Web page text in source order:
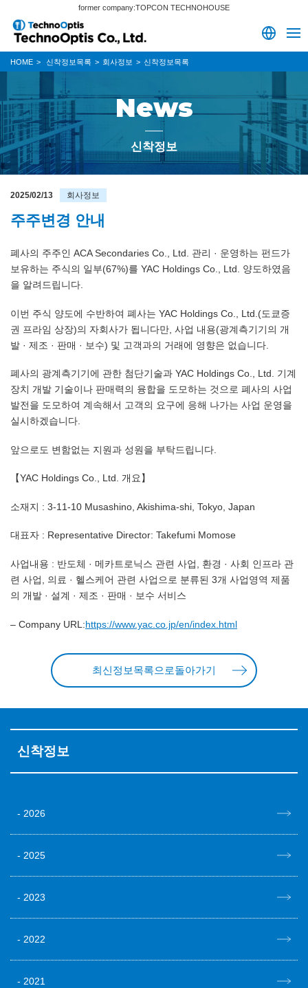
former company:TOPCON TECHNOHOUSE
HOME 신착정보목록 회사정보 신착정보목록
News
신착정보
2025/02/13 회사정보
주주변경 안내
폐사의 주주인 ACA Secondaries Co., Ltd. 관리 · 운영하는 펀드가
보유하는 주식의 일부(67%)를 YAC Holdings Co., Ltd. 양도하였음
을 알려드립니다.
이번 주식 양도에 수반하여 폐사는 YAC Holdings Co., Ltd.(도쿄증
권 프라임 상장)의 자회사가 됩니다만, 사업 내용(광계측기기의 개
발 · 제조 · 판매 · 보수) 및 고객과의 거래에 영향은 없습니다.
폐사의 광계측기기에 관한 첨단기술과 YAC Holdings Co., Ltd. 기계
장치 개발 기술이나 판매력의 융합을 도모하는 것으로 폐사의 사업
발전을 도모하여 계속해서 고객의 요구에 응해 나가는 사업 운영을
실시하겠습니다.
앞으로도 변함없는 지원과 성원을 부탁드립니다.
【YAC Holdings Co., Ltd. 개요】
소재지 : 3-11-10 Musashino, Akishima-shi, Tokyo, Japan
대표자 : Representative Director: Takefumi Momose
사업내용 : 반도체 · 메카트로닉스 관련 사업, 환경 · 사회 인프라 관
련 사업, 의료 · 헬스케어 관련 사업으로 분류된 3개 사업영역 제품
의 개발 · 설계 · 제조 · 판매 · 보수 서비스
– Company URL:https://www.yac.co.jp/en/index.html
최신정보목록으로돌아가기
신착정보
2026
2025
2023
2022
2021